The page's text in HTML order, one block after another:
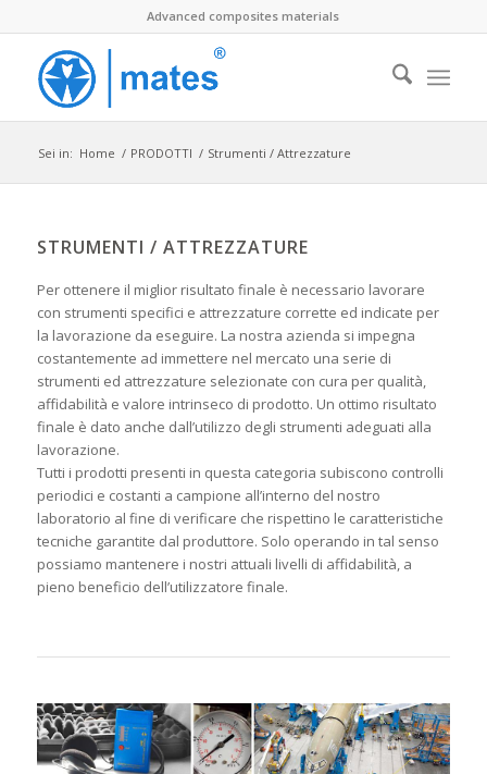
Advanced composites materials
Sei in: Home / PRODOTTI / Strumenti / Attrezzature
STRUMENTI / ATTREZZATURE
Per ottenere il miglior risultato finale è necessario lavorare
con strumenti specifici e attrezzature corrette ed indicate per
la lavorazione da eseguire. La nostra azienda si impegna
costantemente ad immettere nel mercato una serie di
strumenti ed attrezzature selezionate con cura per qualità,
affidabilità e valore intrinseco di prodotto. Un ottimo risultato
finale è dato anche dall’utilizzo degli strumenti adeguati alla
lavorazione.
Tutti i prodotti presenti in questa categoria subiscono controlli
periodici e costanti a campione all’interno del nostro
laboratorio al fine di verificare che rispettino le caratteristiche
tecniche garantite dal produttore. Solo operando in tal senso
possiamo mantenere i nostri attuali livelli di affidabilità, a
pieno beneficio dell’utilizzatore finale.